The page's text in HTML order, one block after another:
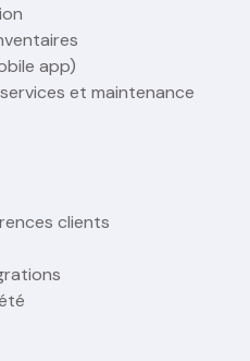
app)
et maintenance
clients